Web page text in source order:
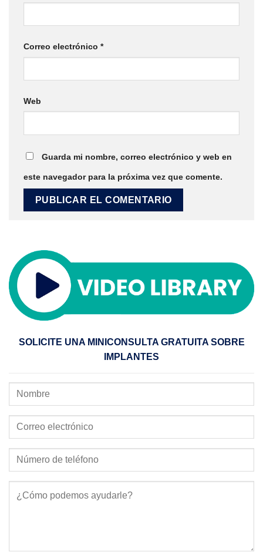
Correo electrónico *
Web
Guarda mi nombre, correo electrónico y web en
este navegador para la próxima vez que comente.
SOLICITE UNA MINICONSULTA GRATUITA SOBRE
IMPLANTES